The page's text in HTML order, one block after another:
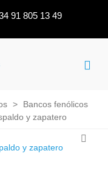
91 805 13 49
>
Bancos fenólicos
y zapatero